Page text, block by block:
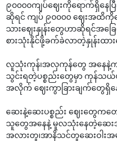
၉၀၀၀၀ကျပ်ဈေးကိုရောက်ရှိနေ
ဆိုရင် ကျပ် ၉၀၀၀၀ ဈေးအ
သားဈေးနှုန်းတွေဟာဆိုရင်အ
စားသုံးနိုင်ဖို့ခက်ခဲလာတဲ့နှုန်းထ
လူသုံးကုန်၊အလှကုန်တွေ အနေနဲ့
သွင်းရတဲ့ပစ္စည်းတွေမှာ ကုန်သယ်
အလိုက် ဈေးကွာခြားချက်တွေ
ဆေးနဲ့ဆေးပစ္စည်း ဈေးတွေက
သူတွေအနေနဲ့ မူလသုံးနေတဲ့ဆေးအ
အလားတူ၊အာနိသင်တူဆေးဝါးအ